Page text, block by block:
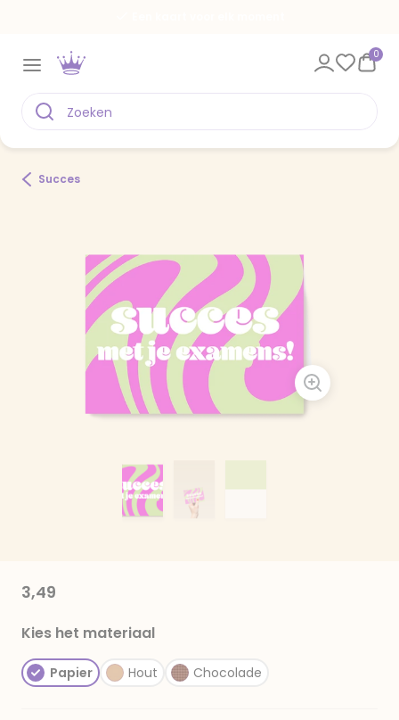
0
Succes
3,49
Kies het materiaal
Papier Hout Chocolade